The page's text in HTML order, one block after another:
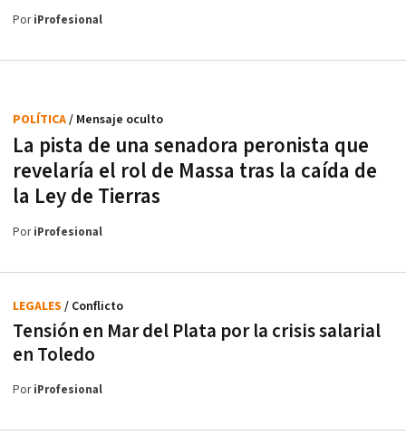
PoriProfesional
La pista de una senadora peronista que
revelaría el rol de Massa tras la caída de
la Ley de Tierras
POLÍTICA/ Mensaje oculto
PoriProfesional
Tensión en Mar del Plata por la crisis salarial
en Toledo
LEGALES / Conflicto
PoriProfesional